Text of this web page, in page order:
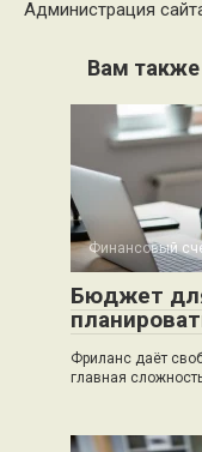
Администрация
Вам
Финансовый
Бюджет
Фриланс даёт
главная